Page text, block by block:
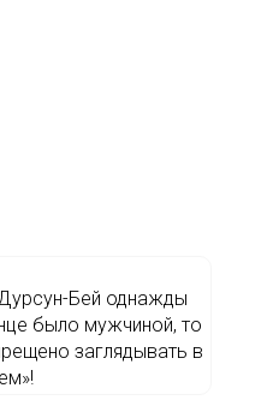
Бей однажды
было мужчиной, то
заглядывать в